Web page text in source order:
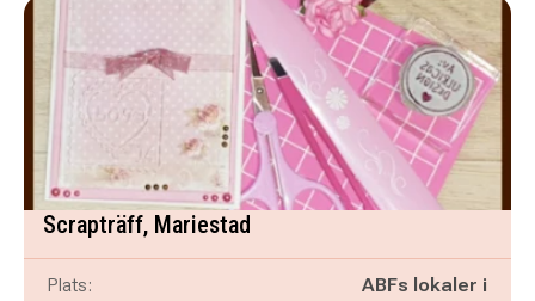
Scrapträff, Mariestad
Plats:
ABFs lokaler i